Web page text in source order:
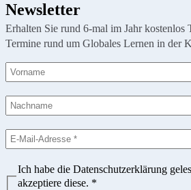
Newsletter
Erhalten Sie rund 6-mal im Jahr kostenlos
Termine rund um Globales Lernen in der
Ich habe die Datenschutzerklärung
akzeptiere diese. *